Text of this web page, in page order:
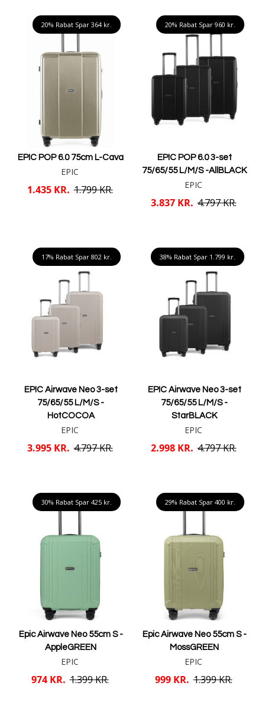
20% Rabat Spar 364 kr.
EPIC POP 6.0 75cm L-Cava
EPIC
1.435 KR. 1.799 KR.
20% Rabat Spar 960 kr.
EPIC POP 6.0 3-set
75/65/55 L/M/S -AllBLACK
EPIC
3.837 KR. 4.797 KR.
17% Rabat Spar 802 kr.
EPIC Airwave Neo 3-set
75/65/55 L/M/S -
HotCOCOA
EPIC
3.995 KR. 4.797 KR.
38% Rabat Spar 1.799 kr.
EPIC Airwave Neo 3-set
75/65/55 L/M/S -
StarBLACK
EPIC
2.998 KR. 4.797 KR.
30% Rabat Spar 425 kr.
Epic Airwave Neo 55cm S -
AppleGREEN
EPIC
974 KR. 1.399 KR.
29% Rabat Spar 400 kr.
Epic Airwave Neo 55cm S -
MossGREEN
EPIC
999 KR. 1.399 KR.